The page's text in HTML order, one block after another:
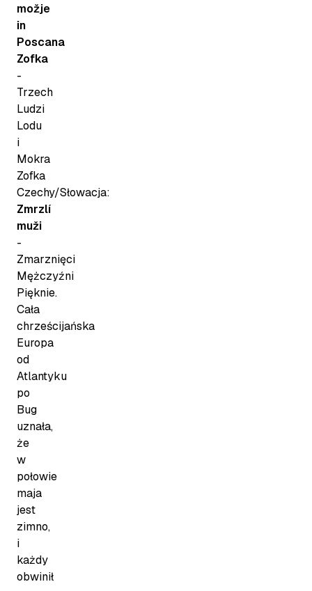
možje
in
Poscana
Zofka
-
Trzech
Ludzi
Lodu
i
Mokra
Zofka
Czechy/Słowacja:
Zmrzlí
muži
-
Zmarznięci
Mężczyźni
Pięknie.
Cała
chrześcijańska
Europa
od
Atlantyku
po
Bug
uznała,
że
w
połowie
maja
jest
zimno,
i
każdy
obwinił